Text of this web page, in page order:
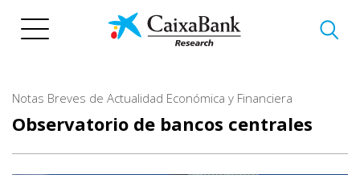
Notas Breves de Actualidad Económica y Financiera
Observatorio de bancos centrales